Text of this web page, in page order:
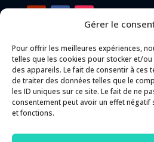
Gérer le
Pour offrir les meilleures expériences,
telles que les cookies pour stocker et/
des appareils. Le fait de consentir à ces
de traiter des données telles que le
les ID uniques sur ce site. Le fait de ne
consentement peut avoir un effet
et fonctions.
Langues du site Web :
Français
English